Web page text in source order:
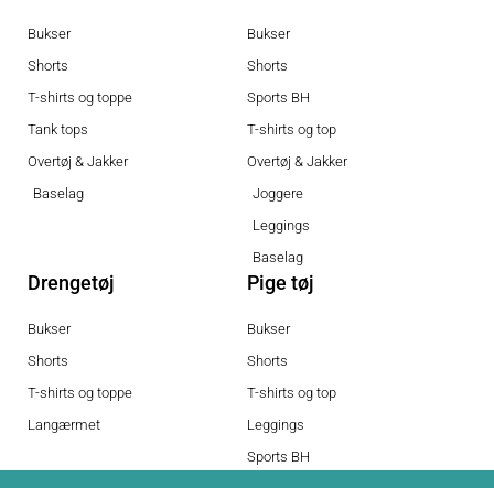
Bukser
Shorts
T-shirts og toppe
Tank tops
Overtøj & Jakker
Baselag
Bukser
Shorts
Sports BH
T-shirts og top
Overtøj & Jakker
Joggere
Leggings
Baselag
Drengetøj
Bukser
Shorts
T-shirts og toppe
Langærmet
Pige tøj
Bukser
Shorts
T-shirts og top
Leggings
Sports BH